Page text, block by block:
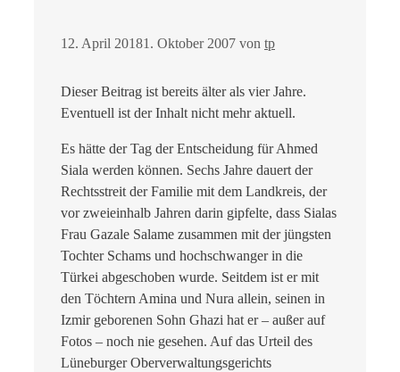
12. April 20181. Oktober 2007 von tp
Dieser Beitrag ist bereits älter als vier Jahre.
Eventuell ist der Inhalt nicht mehr aktuell.
Es hätte der Tag der Entscheidung für Ahmed
Siala werden können. Sechs Jahre dauert der
Rechtsstreit der Familie mit dem Landkreis, der
vor zweieinhalb Jahren darin gipfelte, dass Sialas
Frau Gazale Salame zusammen mit der jüngsten
Tochter Schams und hochschwanger in die
Türkei abgeschoben wurde. Seitdem ist er mit
den Töchtern Amina und Nura allein, seinen in
Izmir geborenen Sohn Ghazi hat er – außer auf
Fotos – noch nie gesehen. Auf das Urteil des
Lüneburger Oberverwaltungsgerichts